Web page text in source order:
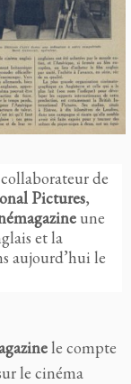
laborateur de
Pictures,
une
et la
aujourd’hui le
le compte
le cinéma